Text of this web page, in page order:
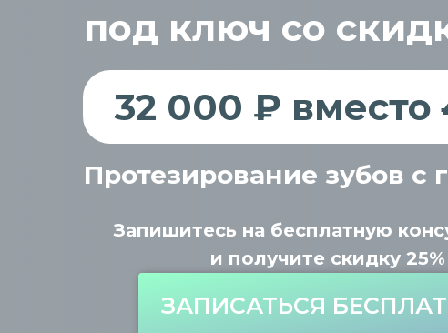
под ключ со
Протезирование зубов с
Запишитесь на бесплатную
и получите скидку 25%
32 000 ₽ вместо
ЗАПИСАТЬСЯ